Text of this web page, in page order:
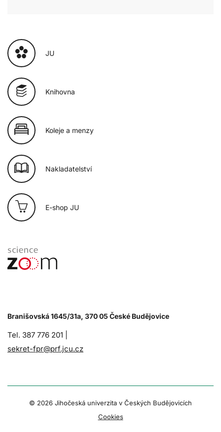
JU
Knihovna
Koleje a menzy
Nakladatelství
E-shop JU
Branišovská 1645/31a, 370 05 České Budějovice
Tel. 387 776 201 |
sekret-fpr@prf.jcu.cz
© 2026 Jihočeská univerzita v Českých Budějovicích
Cookies